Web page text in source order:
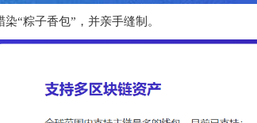
染“粽子香包”，并亲手缝制。